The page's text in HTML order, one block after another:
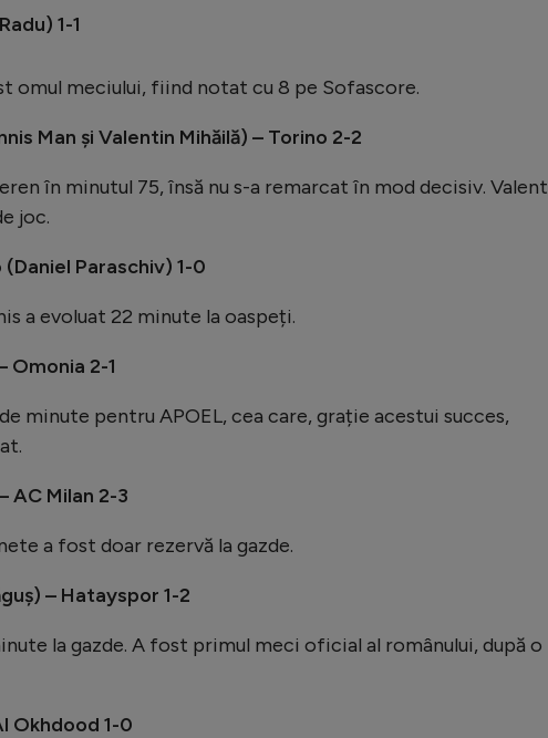
1-1
omul meciului, fiind notat cu 8 pe Sofascore.
Man și Valentin Mihăilă) – Torino 2-2
în minutul 75, însă nu s-a remarcat în mod decisiv.
joc.
Paraschiv) 1-0
a evoluat 22 minute la oaspeți.
Omonia 2-1
minute pentru APOEL, cea care, grație acestui succes,
AC Milan 2-3
a fost doar rezervă la gazde.
– Hatayspor 1-2
la gazde. A fost primul meci oficial al românului, după o
Okhdood 1-0